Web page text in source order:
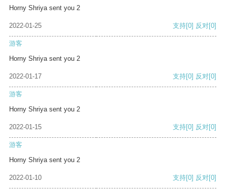
Horny Shriya sent you 2
2022-01-25 支持[0] 反对[0]
游客
Horny Shriya sent you 2
2022-01-17 支持[0] 反对[0]
游客
Horny Shriya sent you 2
2022-01-15 支持[0] 反对[0]
游客
Horny Shriya sent you 2
2022-01-10 支持[0] 反对[0]